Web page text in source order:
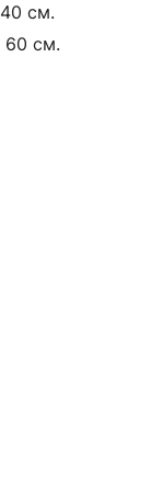
40 см.
60 см.